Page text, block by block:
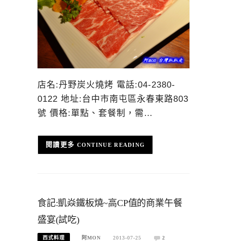
店名:丹野炭火燒烤 電話:04-2380-
0122 地址:台中市南屯區永春東路803
號 價格:單點、套餐制，需…
CONTINUE READING
食記:凱焱鐵板燒~高CP值的商業午餐
盛宴(試吃)
西式料理 阿MON 2013-07-25 2